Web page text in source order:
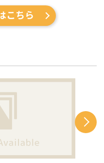
型のサイトの構築も得意
ドまで対策して、お問合
エスポラーダ北海道、バ
の経験を積んできました
分在籍時は完全プロ契約
休職）。 アスリートとし
培った「やると決めたら徹
抜く」精神で、お客様のプ
に全力で取り組みます。
こちら